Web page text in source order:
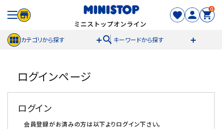
0
カテゴリから探す search キーワードから探す
meeting_room ログイン person 新規登録
セール商品
ログインページ
ログイン
会員登録がお済みの方は以下よりログイン下さい。